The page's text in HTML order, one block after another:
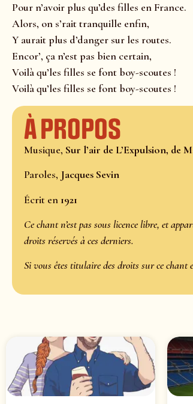
Pour n’avoir plus qu’des filles en France.
Alors, on s’rait tranquille enfin,
Y aurait plus d’danger sur les routes.
Encor’, ça n’est pas bien certain,
Voilà qu’les filles se font boy-scoutes !
Voilà qu’les filles se font boy-scoutes !
À propos
Musique, Sur l’air de L’Expulsion, de
Paroles, Jacques Sevin
Écrit en 1921
Ce chant n’est pas sous licence libre, et
droits réservés à ces derniers.
Si vous êtes titulaire des droits sur ce chant